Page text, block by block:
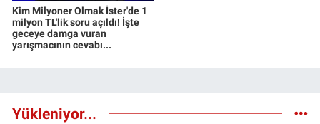
Kim Milyoner Olmak İster'de 1
milyon TL'lik soru açıldı! İşte
geceye damga vuran
yarışmacının cevabı...
Yükleniyor...